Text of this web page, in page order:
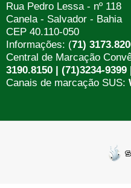
Rua Pedro Lessa - nº 118
Canela - Salvador - Bahia
CEP 40.110-050
Informações: (71)
Central de Marcação
3190.8150 | (71)3234-
Canais de marcação SUS: